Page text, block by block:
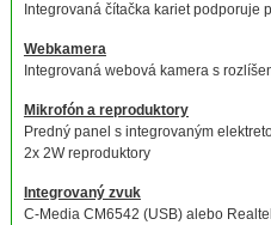
Integrovaná čítačka kariet podporuje
Webkamera
Integrovaná webová kamera s
Mikrofón a reproduktory
Predný panel s integrovaným
2x 2W reproduktory
Integrovaný zvuk
C-Media CM6542 (USB) alebo